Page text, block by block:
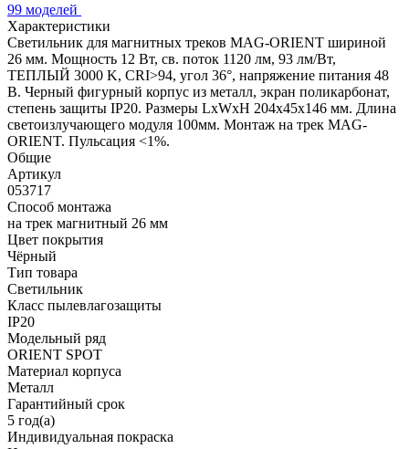
99 моделей
Характеристики
Светильник для магнитных треков MAG-ORIENT шириной
26 мм. Мощность 12 Вт, св. поток 1120 лм, 93 лм/Вт,
ТЕПЛЫЙ 3000 K, CRI>94, угол 36°, напряжение питания 48
В. Черный фигурный корпус из металл, экран поликарбонат,
степень защиты IP20. Размеры LxWxH 204x45x146 мм. Длина
светоизлучающего модуля 100мм. Монтаж на трек MAG-
ORIENT. Пульсация <1%.
Общие
Артикул
053717
Способ монтажа
на трек магнитный 26 мм
Цвет покрытия
Чёрный
Тип товара
Светильник
Класс пылевлагозащиты
IP20
Модельный ряд
ORIENT SPOT
Материал корпуса
Металл
Гарантийный срок
5 год(а)
Индивидуальная покраска